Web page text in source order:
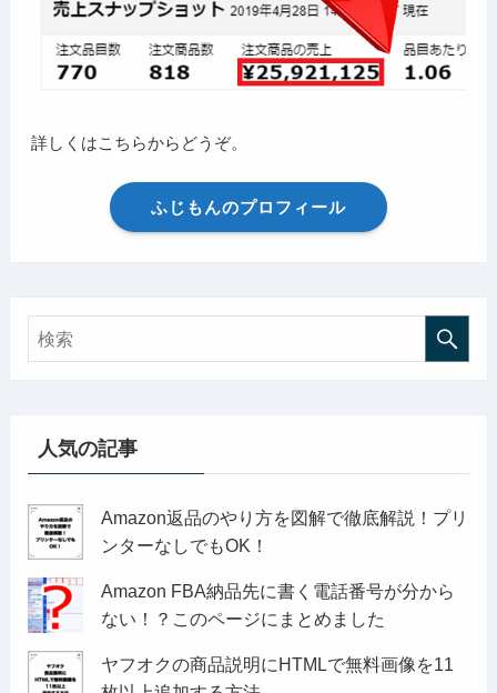
詳しくはこちらからどうぞ。
ふじもんのプロフィール
人気の記事
Amazon返品のやり方を図解で徹底解説！プリ
ンターなしでもOK！
Amazon FBA納品先に書く電話番号が分から
ない！？このページにまとめました
ヤフオクの商品説明にHTMLで無料画像を11